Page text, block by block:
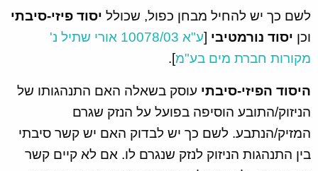
לשם כך יש להחיל מבחן כפול, שכולל יסוד פיזי-סיבתי
וכן יסוד נורמטיבי [
ע"א 10078/03 אורי שתיל נ'
מקורות חברת מים בע"מ].
היסוד הפיזי-סיבתי עוסק בשאלה האם התנהגותו של
הניזוק/התובע הוסיפה בפועל על הנזק שגרם
המזיק/הנתבע. לשם כך יש לבדוק האם יש קשר סיבתי
בין התנהגות הניזוק לנזק שנגרם לו. אם לא קיים קשר